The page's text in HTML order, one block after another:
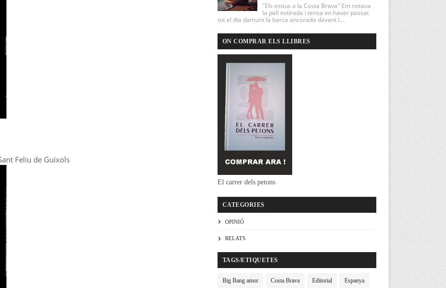
Feliu de Guíxols
"Els estius a la Costa Brava" Em notava
la pell estirada i tensa en haver passat
tot el dia damunt la barca ancorada davant l...
ON COMPRAR ELS LLIBRES
El carrer dels petons
CATEGORIES
OPINIÓ
RELATS
TAGS/ETIQUETES
Big Bang amor Costa Brava Editorial Espanya